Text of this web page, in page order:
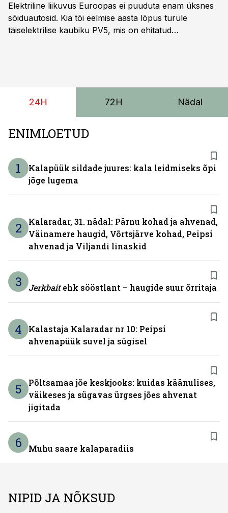
Elektriline liikuvus Euroopas ei puuduta enam üksnes
sõiduautosid. Kia tõi eelmise aasta lõpus turule
täiselektrilise kaubiku PV5, mis on ehitatud
reisijatebussina. Viimast saab kohaldada ka
invavedudeks. Aasta lõpus on mudel saadaval ka šassii
versioonis.
24H 72H Nädal
ENIMLOETUD
1
Kalapüük sildade juures: kala leidmiseks õpi
jõge lugema
2
Kalaradar, 31. nädal: Pärnu kohad ja ahvenad,
Väinamere haugid, Võrtsjärve kohad, Peipsi
ahvenad ja Viljandi linaskid
3 Jerkbaitehk sööstlant – haugide suur õrritaja
4
Kalastaja Kalaradar nr 10: Peipsi
ahvenapüük suvel ja sügisel
5
Põltsamaa jõe keskjooks: kuidas käänulises,
väikeses ja sügavas ürgses jões ahvenat
jigitada
6 Muhu saare kalaparadiis
NIPID JA NÕKSUD